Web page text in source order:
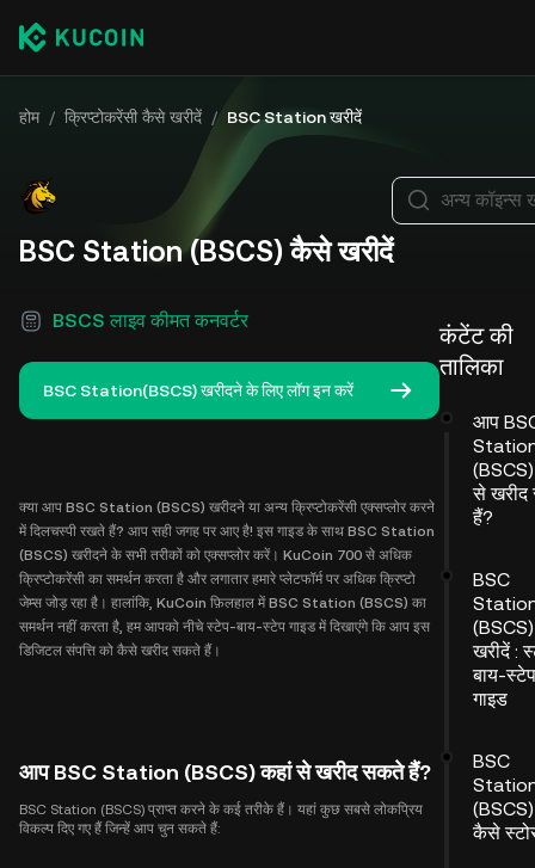
होम / क्रिप्टोकरेंसी कैसे खरीदें / BSC Station खरीदें
BSC Station (BSCS) कैसे खरीदें
BSCS लाइव कीमत कनवर्टर
BSC Station(BSCS) खरीदने के लिए लॉग इन करें
क्या आप BSC Station (BSCS) खरीदने या अन्य क्रिप्टोकरेंसी एक्सप्लोर करने
में दिलचस्पी रखते हैं? आप सही जगह पर आए है! इस गाइड के साथ BSC Station
(BSCS) खरीदने के सभी तरीकों को एक्सप्लोर करें। KuCoin 700 से अधिक
क्रिप्टोकरेंसी का समर्थन करता है और लगातार हमारे प्लेटफॉर्म पर अधिक क्रिप्टो
जेम्स जोड़ रहा है। हालांकि, KuCoin फ़िलहाल में BSC Station (BSCS) का
समर्थन नहीं करता है, हम आपको नीचे स्टेप-बाय-स्टेप गाइड में दिखाएंगे कि आप इस
डिजिटल संपत्ति को कैसे खरीद सकते हैं।
आप BSC Station (BSCS) कहां से खरीद सकते हैं?
BSC Station (BSCS) प्राप्त करने के कई तरीके हैं। यहां कुछ सबसे लोकप्रिय
विकल्प दिए गए हैं जिन्हें आप चुन सकते हैं:
अन्य कॉइन्स
कंटेंट की
तालिका
आप
से
हैं?
BSC
खरीदें :
बाय-स्टेप
गाइड
BSC
कैसे